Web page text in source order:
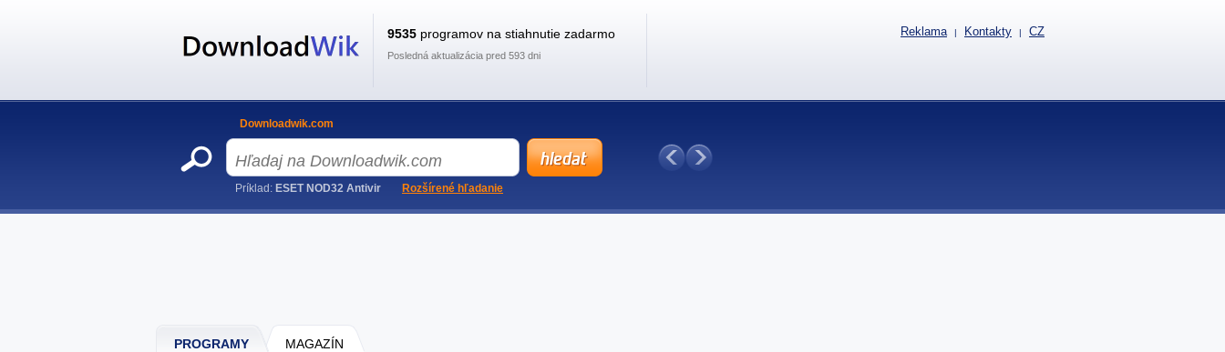
PROGRAMY MAGAZÍN
9535 programov na stiahnutie zadarmo
Posledná aktualizácia pred 593 dni
Reklama | Kontakty | CZ
Downloadwik.com
Príklad: ESET NOD32 Antivir Rozšírené hľadanie